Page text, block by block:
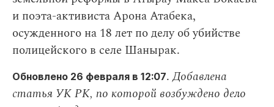
и поэта-активиста Арона Атабека,
осужденного на 18 лет по делу об убийстве
полицейского в селе Шанырак.
Обновлено 26 февраля в 12:07.Добавлена
статья УК РК, по которой возбуждено дело